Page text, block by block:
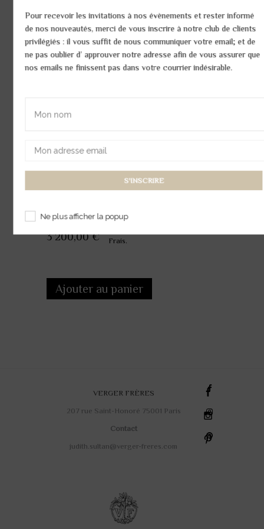
Sautoir Reine Tout or
Réf: 64SAUT001
Or rose et Or blanc : env. 10,2 g
Quantité :
3 200,00 €
Frais.
Ajouter au panier
Pour recevoir les invitations à nos évènements et rester informé
de nos nouveautés, merci de vous inscrire à notre club de clients
privilégiés : il vous suffit de nous communiquer votre email; et de
ne pas oublier d’ approuver notre adresse afin de vous assurer que
nos emails ne finissent pas dans votre courrier indésirable.
Ne plus afficher la popup
VERGER FRÈRES
207 rue Saint-Honoré 75001 Paris
Contact
judith.sultan@verger-freres.com